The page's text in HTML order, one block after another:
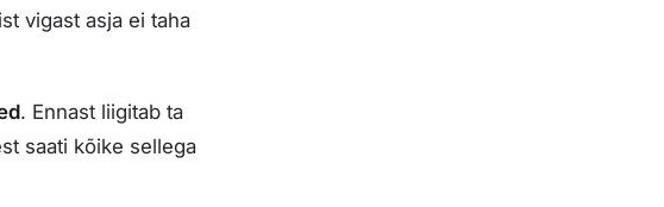
vigast asja ei taha
. Ennast liigitab ta
saati kõike sellega